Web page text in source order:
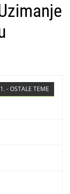
- OSTALE TEME